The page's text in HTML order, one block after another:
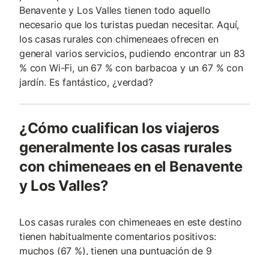
Benavente y Los Valles tienen todo aquello
necesario que los turistas puedan necesitar. Aquí,
los casas rurales con chimeneaes ofrecen en
general varios servicios, pudiendo encontrar un 83
% con Wi-Fi, un 67 % con barbacoa y un 67 % con
jardín. Es fantástico, ¿verdad?
¿Cómo cualifican los viajeros
generalmente los casas rurales
con chimeneaes en el Benavente
y Los Valles?
Los casas rurales con chimeneaes en este destino
tienen habitualmente comentarios positivos:
muchos (67 %), tienen una puntuación de 9